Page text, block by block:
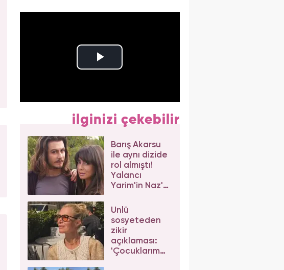
ilginizi çekebilir
Barış Akarsu
ile aynı dizide
rol almıştı!
Yalancı
Yarim'in Naz'ı
beğeni yağdı
Ünlü
sosyeteden
zikir
açıklaması:
'Çocuklarım